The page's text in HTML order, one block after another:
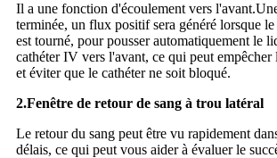
Il a une fonction d'écoulement vers
terminée, un flux positif sera généré lorsque
est tourné, pour pousser automatiquement le
cathéter IV vers l'avant, ce qui peut empêcher
et éviter que le cathéter ne soit bloqué.
2.Fenêtre de retour de sang à trou latéral
Le retour du sang peut être vu rapidement
délais, ce qui peut vous aider à évaluer le